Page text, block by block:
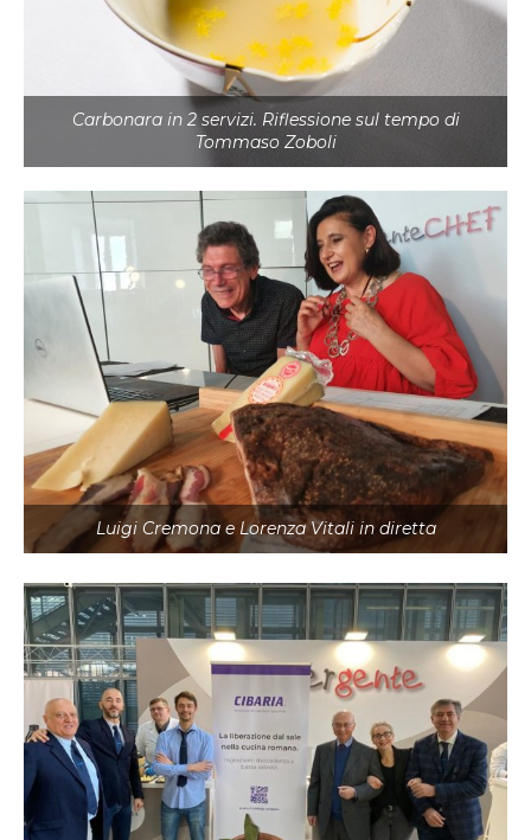
Carbonara in 2 servizi. Riflessione sul tempo di
Tommaso Zoboli
Luigi Cremona e Lorenza Vitali in diretta